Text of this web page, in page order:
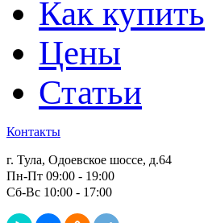
Как купить
Цены
Статьи
Контакты
г. Тула, Одоевское шоссе, д.64
Пн-Пт 09:00 - 19:00
Сб-Вс 10:00 - 17:00